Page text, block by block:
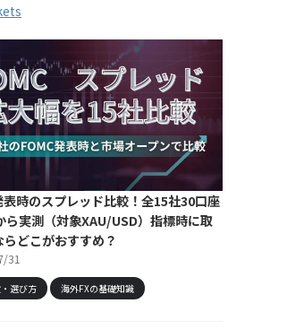
表時のスプレッド比較！全15社30口座
ら実測（対象XAU/USD）指標時に取
どこがおすすめ？
31
選び方 海外FXの基礎知識